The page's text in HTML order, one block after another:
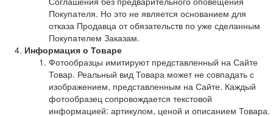
Покупателя. Но это не является основанием для
отказа Продавца от обязательств по уже сделанным
Покупателем Заказам.
Информация о Товаре
Фотообразцы имитируют представленный на Сайте
Товар. Реальный вид Товара может не совпадать с
изображением, представленным на Сайте. Каждый
фотообразец сопровождается текстовой
информацией: артикулом, ценой и описанием Товара.